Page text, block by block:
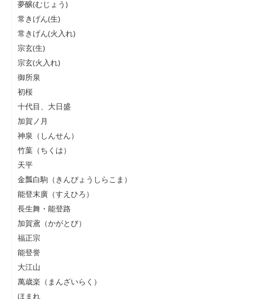
夢醸(むじょう)
常きげん(生)
常きげん(火入れ)
宗玄(生)
宗玄(火入れ)
御所泉
初桜
十代目、大日盛
加賀ノ月
神泉（しんせん）
竹葉（ちくは）
天平
金瓢白駒（きんぴょうしらこま）
能登末廣（すえひろ）
長生舞・能登路
加賀鳶（かがとび）
福正宗
能登誉
大江山
萬歳楽（まんざいらく）
ほまれ